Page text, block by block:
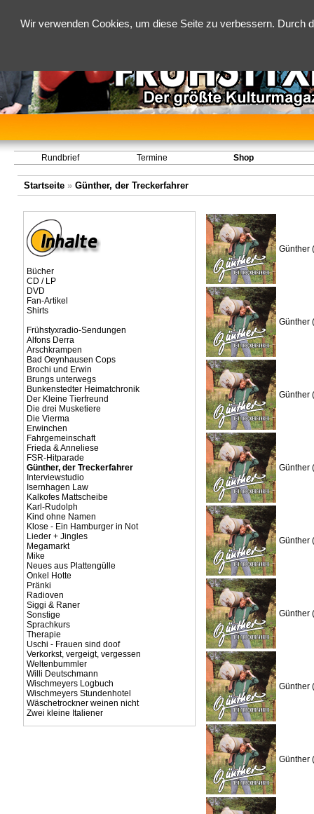
Wir verwenden Cookies, um diese Seite zu verbessern.
Rundbrief Termine Shop
Startseite» Günther, der Treckerfahrer
Bücher
CD / LP
DVD
Fan-Artikel
Shirts
Frühstyxradio-Sendungen
Alfons Derra
Arschkrampen
Bad Oeynhausen Cops
Brochi und Erwin
Brungs unterwegs
Bunkenstedter Heimatchronik
Der Kleine Tierfreund
Die drei Musketiere
Die Vierma
Erwinchen
Fahrgemeinschaft
Frieda & Anneliese
FSR-Hitparade
Günther, der Treckerfahrer
Interviewstudio
Isernhagen Law
Kalkofes Mattscheibe
Karl-Rudolph
Kind ohne Namen
Klose - Ein Hamburger in Not
Lieder + Jingles
Megamarkt
Mike
Neues aus Plattengülle
Onkel Hotte
Pränki
Radioven
Siggi & Raner
Sonstige
Sprachkurs
Therapie
Uschi - Frauen sind doof
Verkorkst, vergeigt, vergessen
Weltenbummler
Willi Deutschmann
Wischmeyers Logbuch
Wischmeyers Stundenhotel
Wäschetrockner weinen nicht
Zwei kleine Italiener
Günther
Günther
Günther
Günther
Günther
Günther
Günther
Günther